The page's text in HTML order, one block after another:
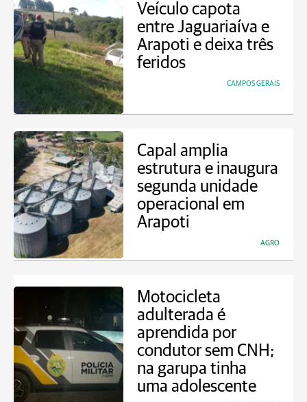
Veículo capota
entre Jaguariaíva e
Arapoti e deixa três
feridos
CAMPOS GERAIS
Capal amplia
estrutura e inaugura
segunda unidade
operacional em
Arapoti
AGRO
Motocicleta
adulterada é
aprendida por
condutor sem CNH;
na garupa tinha
uma adolescente